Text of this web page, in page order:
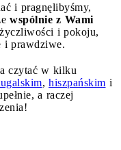
i pragnęlibyśmy,
wspólnie z Wami
życzliwości i pokoju,
i prawdziwe.
czytać w kilku
, hiszpańskim i
a raczej